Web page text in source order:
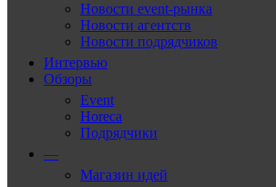
Новости event-рынка
Новости агентств
Новости подрядчиков
Интервью
Обзоры
Event
Horeca
Подрядчики
—
Магазин идей